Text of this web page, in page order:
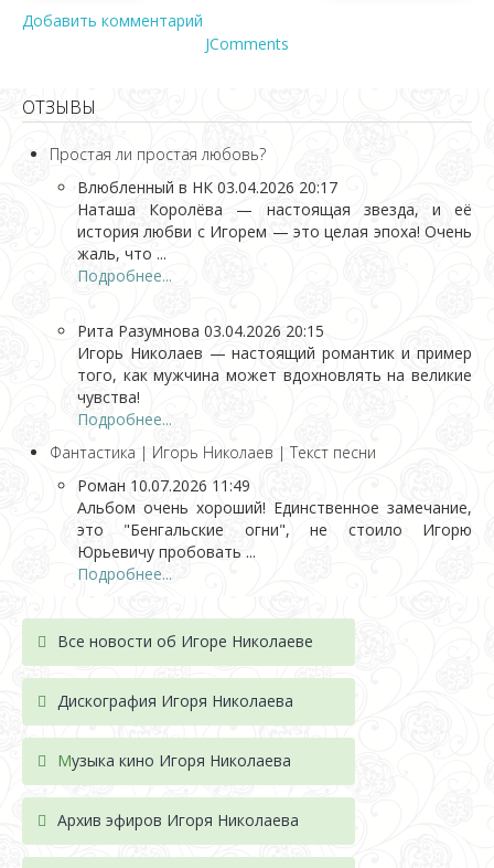
Добавить комментарий
JComments
ОТЗЫВЫ
Простая ли простая любовь?
Влюбленный в НК 03.04.2026 20:17
Наташа Королёва — настоящая звезда, и её
история любви с Игорем — это целая эпоха! Очень
жаль, что ...
Подробнее...
Рита Разумнова 03.04.2026 20:15
Игорь Николаев — настоящий романтик и пример
того, как мужчина может вдохновлять на великие
чувства!
Подробнее...
Фантастика | Игорь Николаев | Текст песни
Роман 10.07.2026 11:49
Альбом очень хороший! Единственное замечание,
это "Бенгальские огни", не стоило Игорю
Юрьевичу пробовать ...
Подробнее...
Все новости об Игоре Николаеве
Дискография Игоря Николаева
Музыка кино Игоря Николаева
Архив эфиров Игоря Николаева